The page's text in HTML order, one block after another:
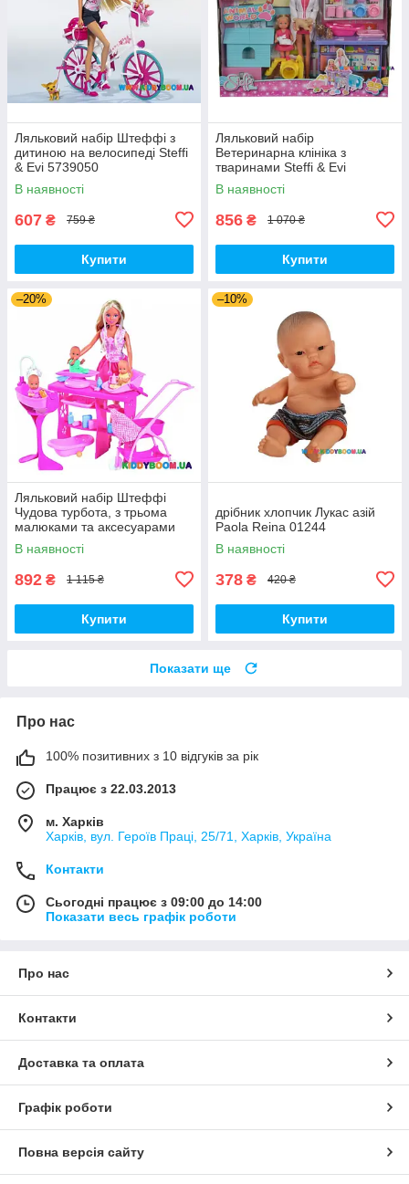
Ляльковий набір Штеффі з
дитиною на велосипеді Steffi
& Evi 5739050
В наявності
607 ₴ 759 ₴
Купити
Ляльковий набір
Ветеринарна клініка з
тваринами Steffi & Evi
5733040
В наявності
856 ₴ 1 070 ₴
Купити
–20%
Ляльковий набір Штеффі
Чудова турбота, з трьома
малюками та аксесуарами
Steffi & Evi 5733212
В наявності
892 ₴ 1 115 ₴
Купити
–10%
дрібник хлопчик Лукас азій
Paola Reina 01244
В наявності
378 ₴ 420 ₴
Купити
Показати ще
Про нас
100% позитивних з 10 відгуків за рік
Працює з 22.03.2013
м. Харків
Харків, вул. Героїв Праці, 25/71, Харків, Україна
Контакти
Сьогодні працює з 09:00 до 14:00
Показати весь графік роботи
Про нас
Контакти
Доставка та оплата
Графік роботи
Повна версія сайту